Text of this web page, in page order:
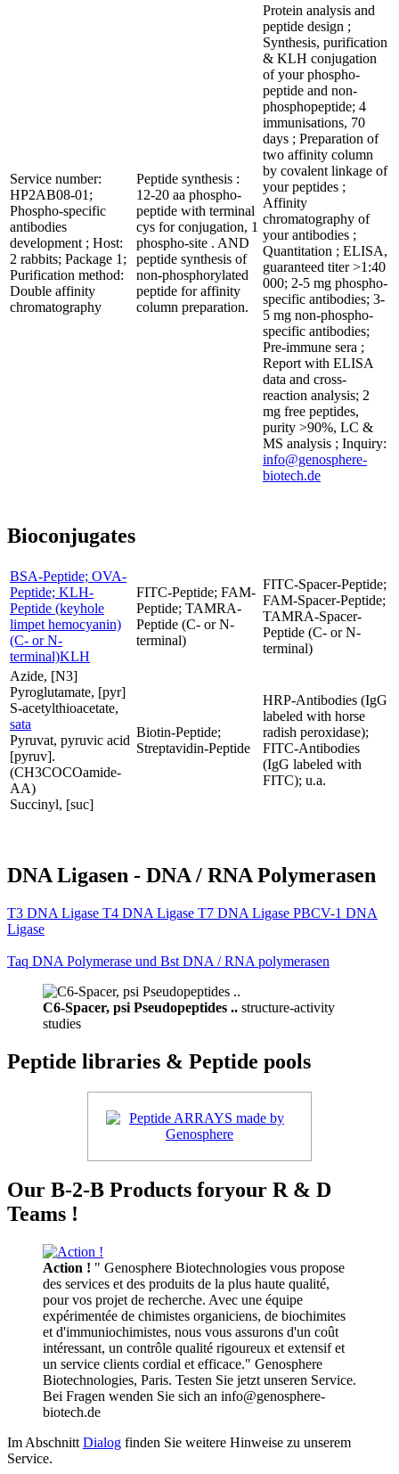
Service number:
HP2AB08-01;
Phospho-specific
antibodies
development ; Host:
2 rabbits; Package 1;
Purification method:
Double affinity
chromatography
Peptide synthesis :
12-20 aa phospho-
peptide with terminal
cys for conjugation, 1
phospho-site . AND
peptide synthesis of
non-phosphorylated
peptide for affinity
column preparation.
Protein analysis and
peptide design ;
Synthesis, purification
& KLH conjugation
of your phospho-
peptide and non-
phosphopeptide; 4
immunisations, 70
days ; Preparation of
two affinity column
by covalent linkage of
your peptides ;
Affinity
chromatography of
your antibodies ;
Quantitation ; ELISA,
guaranteed titer >1:40
000; 2-5 mg phospho-
specific antibodies; 3-
5 mg non-phospho-
specific antibodies;
Pre-immune sera ;
Report with ELISA
data and cross-
reaction analysis; 2
mg free peptides,
purity >90%, LC &
MS analysis ; Inquiry:
info@genosphere-
biotech.de
Bioconjugates
BSA-Peptide; OVA-
Peptide; KLH-
Peptide (keyhole
limpet hemocyanin)
(C- or N-
terminal)KLH
FITC-Peptide; FAM-
Peptide; TAMRA-
Peptide (C- or N-
terminal)
FITC-Spacer-Peptide;
FAM-Spacer-Peptide;
TAMRA-Spacer-
Peptide (C- or N-
terminal)
Azide, [N3]
Pyroglutamate, [pyr]
S-acetylthioacetate,
sata
Pyruvat, pyruvic acid
[pyruv].
(CH3COCOamide-
AA)
Succinyl, [suc]
Biotin-Peptide;
Streptavidin-Peptide
HRP-Antibodies (IgG
labeled with horse
radish peroxidase);
FITC-Antibodies
(IgG labeled with
FITC); u.a.
DNA Ligasen - DNA / RNA Polymerasen
T3 DNA Ligase T4 DNA Ligase T7 DNA Ligase PBCV-1 DNA
Ligase
Taq DNA Polymerase und Bst DNA / RNA polymerasen
C6-Spacer, psi Pseudopeptides .. structure-activity
studies
Peptide libraries & Peptide pools
Our B-2-B Products foryour R & D
Teams !
Action ! " Genosphere Biotechnologies vous propose
des services et des produits de la plus haute qualité,
pour vos projet de recherche. Avec une équipe
expérimentée de chimistes organiciens, de biochimites
et d'immuniochimistes, nous vous assurons d'un coût
intéressant, un contrôle qualité rigoureux et extensif et
un service clients cordial et efficace." Genosphere
Biotechnologies, Paris. Testen Sie jetzt unseren Service.
Bei Fragen wenden Sie sich an info@genosphere-
biotech.de
Im Abschnitt Dialog finden Sie weitere Hinweise zu unserem
Service.